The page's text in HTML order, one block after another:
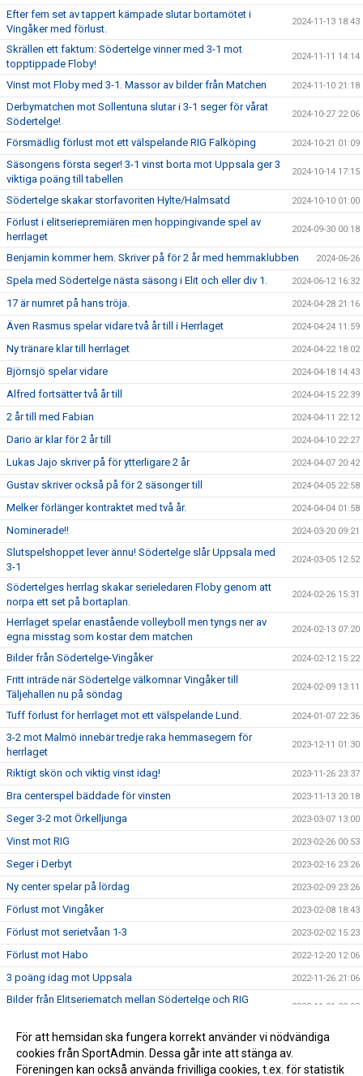
Efter fem set av tappert kämpade slutar bortamötet i
Vingåker med förlust.
2024-11-13 18:43
Skrällen ett faktum: Södertelge vinner med 3-1 mot
topptippade Floby!
2024-11-11 14:14
Vinst mot Floby med 3-1. Massor av bilder från Matchen 2024-11-10 21:18
Derbymatchen mot Sollentuna slutar i 3-1 seger för vårat
Södertelge!
2024-10-27 22:06
Försmädlig förlust mot ett välspelande RIG Falköping 2024-10-21 01:09
Säsongens första seger! 3-1 vinst borta mot Uppsala ger 3
viktiga poäng till tabellen
2024-10-14 17:15
Södertelge skakar storfavoriten Hylte/Halmsatd 2024-10-10 01:00
Förlust i elitseriepremiären men hoppingivande spel av
herrlaget
2024-09-30 00:18
Benjamin kommer hem. Skriver på för 2 år med hemmaklubben 2024-06-26
Spela med Södertelge nästa säsong i Elit och eller div 1. 2024-06-12 16:32
17 är numret på hans tröja. 2024-04-28 21:16
Även Rasmus spelar vidare två år till i Herrlaget 2024-04-24 11:59
Ny tränare klar till herrlaget 2024-04-22 18:02
Björnsjö spelar vidare 2024-04-18 14:43
Alfred fortsätter två år till 2024-04-15 22:39
2 år till med Fabian 2024-04-11 22:12
Dario är klar för 2 år till 2024-04-10 22:27
Lukas Jajo skriver på för ytterligare 2 år 2024-04-07 20:42
Gustav skriver också på för 2 säsonger till 2024-04-05 22:58
Melker förlänger kontraktet med två år. 2024-04-04 01:58
Nominerade!! 2024-03-20 09:21
Slutspelshoppet lever ännu! Södertelge slår Uppsala med
3-1
2024-03-05 12:52
Södertelges herrlag skakar serieledaren Floby genom att
norpa ett set på bortaplan.
2024-02-26 15:31
Herrlaget spelar enastående volleyboll men tyngs ner av
egna misstag som kostar dem matchen
2024-02-13 07:20
Bilder från Södertelge-Vingåker 2024-02-12 15:22
Fritt inträde när Södertelge välkomnar Vingåker till
Täljehallen nu på söndag
2024-02-09 13:11
Tuff förlust för herrlaget mot ett välspelande Lund. 2024-01-07 22:36
3-2 mot Malmö innebär tredje raka hemmasegern för
herrlaget
2023-12-11 01:30
Riktigt skön och viktig vinst idag! 2023-11-26 23:37
Bra centerspel bäddade för vinsten 2023-11-13 20:18
Seger 3-2 mot Örkelljunga 2023-03-07 13:00
Vinst mot RIG 2023-02-26 00:53
Seger i Derbyt 2023-02-16 23:26
Ny center spelar på lördag 2023-02-09 23:26
Förlust mot Vingåker 2023-02-08 18:43
Förlust mot serietvåan 1-3 2023-02-02 15:23
Förlust mot Habo 2022-12-20 12:06
3 poäng idag mot Uppsala 2022-11-26 21:06
Bilder från Elitseriematch mellan Södertelge och RIG
2022-11-21 23:03
Seger mot RIG Falköping med 3-1 2022-11-21 22:40
Första vinsten! 2022-10-10 23:19
För att hemsidan ska fungera korrekt använder vi nödvändiga
cookies från SportAdmin. Dessa går inte att stänga av.
Föreningen kan också använda frivilliga cookies, t.ex. för statistik